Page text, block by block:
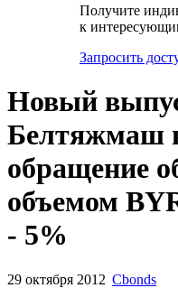
Получите
к
Запросить
Новый
Белтяжмаш
обращение
объемом
- 5%
29 октября 2012 Cbonds